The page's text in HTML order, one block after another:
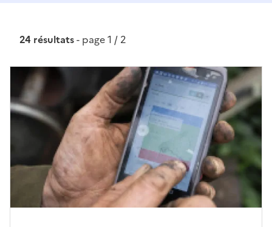
24 résultats- page 1 / 2